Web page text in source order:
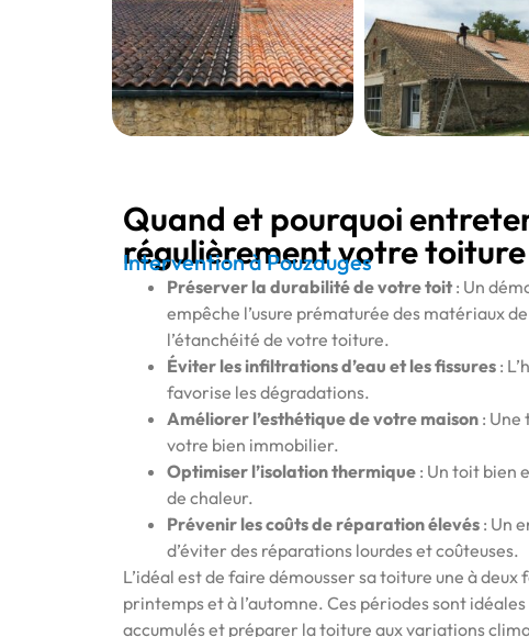
Quand et pourquoi
régulièrement votre toiture
Intervention à Pouzauges
Préserver la durabilité de votre toit : Un
empêche l’usure prématurée des matériaux
l’étanchéité de votre toiture.
Éviter les infiltrations d’eau et les fissures :
favorise les dégradations.
Améliorer l’esthétique de votre maison : Une
votre bien immobilier.
Optimiser l’isolation thermique : Un toit bien
de chaleur.
Prévenir les coûts de réparation élevés : Un
d’éviter des réparations lourdes et coûteuses.
L’idéal est de faire démousser sa toiture une à
printemps et à l’automne. Ces périodes sont
accumulés et préparer la toiture aux variations